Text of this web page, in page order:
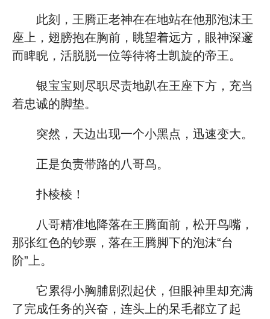
此刻，王腾正老神在在地站在他那泡沫王
座上，翅膀抱在胸前，眺望着远方，眼神深邃
而睥睨，活脱脱一位等待将士凯旋的帝王。
银宝宝则尽职尽责地趴在王座下方，充当
着忠诚的脚垫。
突然，天边出现一个小黑点，迅速变大。
正是负责带路的八哥鸟。
扑棱棱！
八哥精准地降落在王腾面前，松开鸟嘴，
那张红色的钞票，落在王腾脚下的泡沫“台
阶”上。
它累得小胸脯剧烈起伏，但眼神里却充满
了完成任务的兴奋，连头上的呆毛都立了起